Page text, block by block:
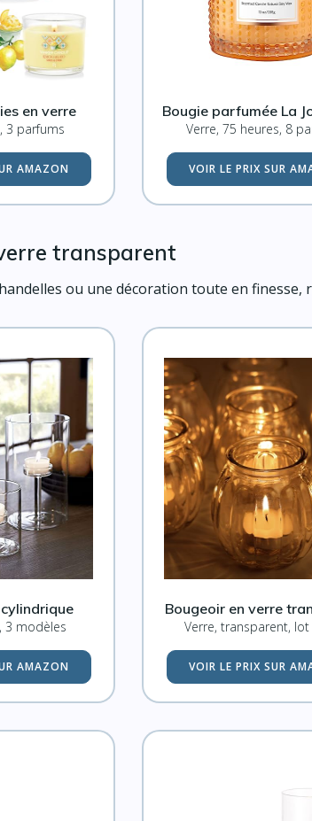
en verre
3 parfums
AMAZON
Bougie parfumée La
Verre, 75 heures, 8
VOIR LE PRIX SUR
transparent
ou une décoration toute en
3 modèles
AMAZON
Bougeoir en verre
Verre, transparent,
VOIR LE PRIX SUR